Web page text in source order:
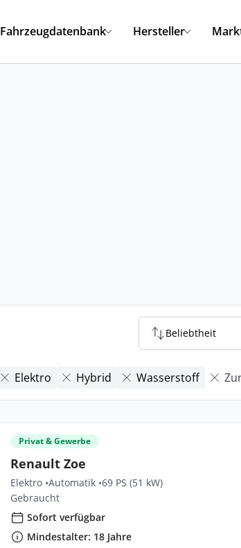
Fahrzeugdatenbank Hersteller
Beliebtheit
Elektro Hybrid Wasserstoff
Privat & Gewerbe
Renault Zoe
Elektro •Automatik •69 PS (51 kW)
Gebraucht
Sofort verfügbar
Mindestalter: 18 Jahre